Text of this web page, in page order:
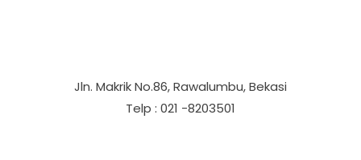
Jln. Makrik No.86, Rawalumbu, Bekasi
Telp : 021 -8203501